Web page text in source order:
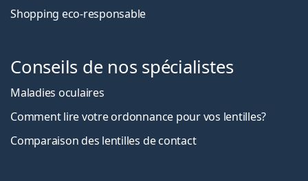
Shopping eco-responsable
Conseils de nos spécialistes
Maladies oculaires
Comment lire votre ordonnance pour vos lentilles?
Comparaison des lentilles de contact